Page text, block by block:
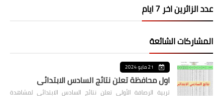
عدد الزائرين اخر 7 ايام
المشاركات الشائعة
21 مايو 2024
اول محافظة تعلن نتائج السادس الابتدائي
تربية الرصافة الأولى تعلن نتائج السادس الابتدائي لمشاهدة